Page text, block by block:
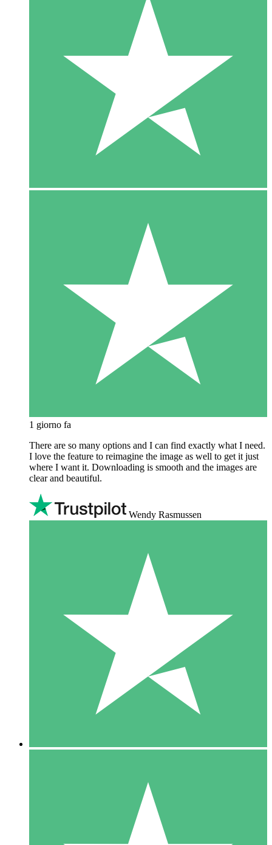
1 giorno fa
There are so many options and I can find exactly what I need.
I love the feature to reimagine the image as well to get it just
where I want it. Downloading is smooth and the images are
clear and beautiful.
Wendy Rasmussen